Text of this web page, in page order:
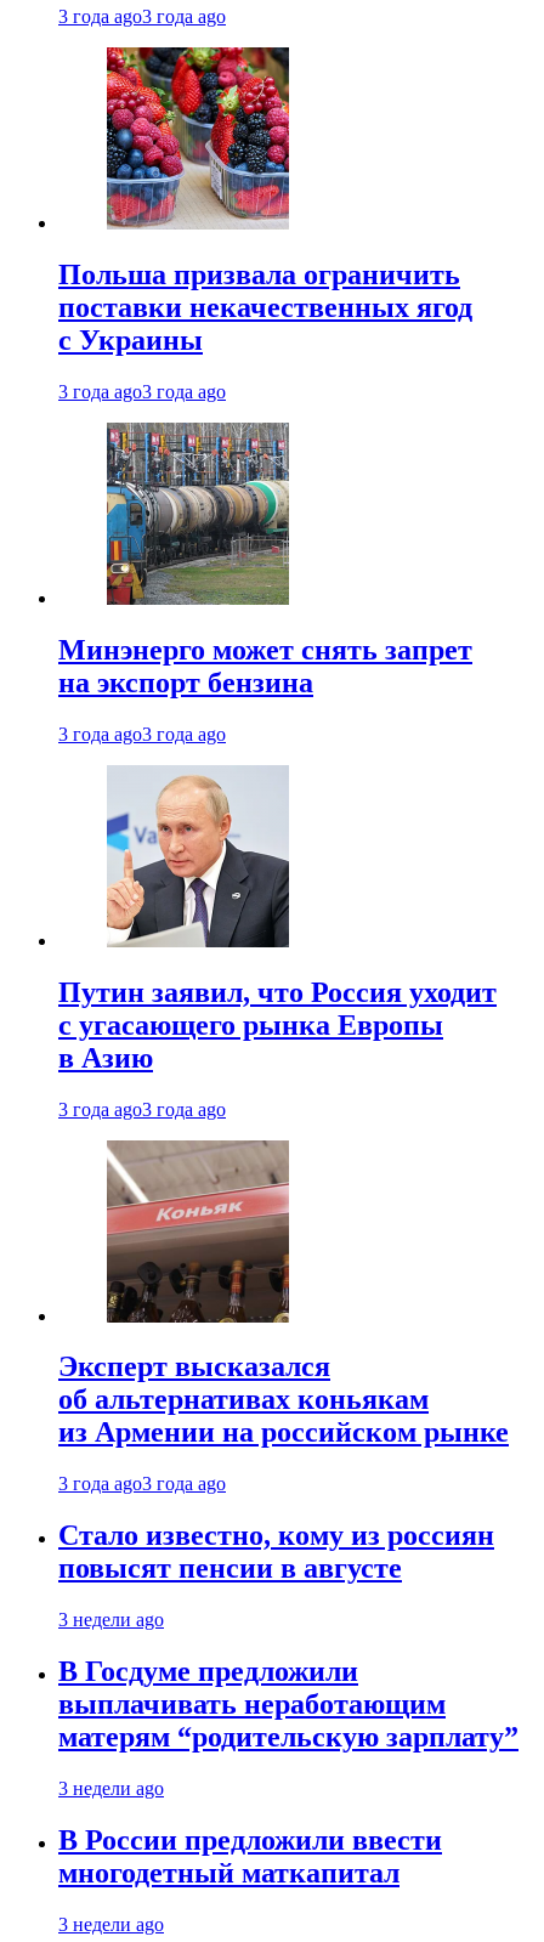
3 года ago3 года ago
Польша призвала ограничить
поставки некачественных ягод
с Украины
3 года ago3 года ago
Минэнерго может снять запрет
на экспорт бензина
3 года ago3 года ago
Путин заявил, что Россия уходит
с угасающего рынка Европы
в Азию
3 года ago3 года ago
Эксперт высказался
об альтернативах коньякам
из Армении на российском рынке
3 года ago3 года ago
Стало известно, кому из россиян
повысят пенсии в августе
3 недели ago
В Госдуме предложили
выплачивать неработающим
матерям “родительскую зарплату”
3 недели ago
В России предложили ввести
многодетный маткапитал
3 недели ago